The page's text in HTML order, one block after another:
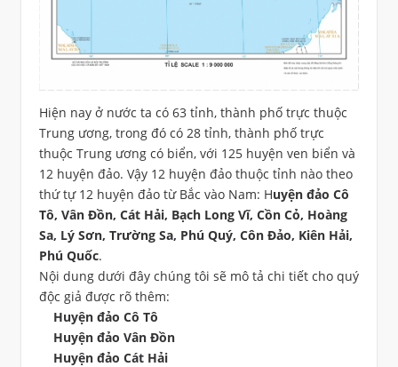
Hiện nay ở nước ta có 63 tỉnh, thành phố trực thuộc
Trung ương, trong đó có 28 tỉnh, thành phố trực
thuộc Trung ương có biển, với 125 huyện ven biển và
12 huyện đảo. Vậy 12 huyện đảo thuộc tỉnh nào theo
thứ tự 12 huyện đảo từ Bắc vào Nam: Huyện đảo Cô
Tô, Vân Đồn, Cát Hải, Bạch Long Vĩ, Cồn Cỏ, Hoàng
Sa, Lý Sơn, Trường Sa, Phú Quý, Côn Đảo, Kiên Hải,
Phú Quốc.
Nội dung dưới đây chúng tôi sẽ mô tả chi tiết cho quý
độc giả được rõ thêm:
Huyện đảo Cô Tô
Huyện đảo Vân Đồn
Huyện đảo Cát Hải